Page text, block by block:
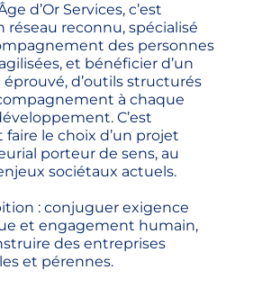
d’Or Services, c’est
réseau reconnu, spécialisé
des personnes
et bénéficier d’un
éprouvé, d’outils structurés
à chaque
C’est
le choix d’un projet
porteur de sens, au
sociétaux actuels.
: conjuguer exigence
et engagement humain,
des entreprises
et pérennes.